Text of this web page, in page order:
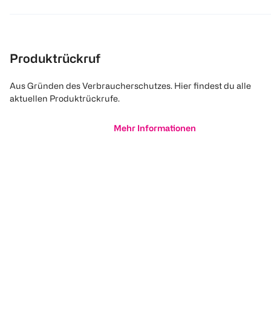
Produktrückruf
Aus Gründen des Verbraucherschutzes. Hier findest du alle
aktuellen Produktrückrufe.
Mehr Informationen